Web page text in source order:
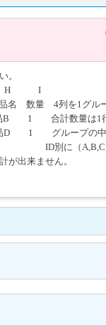
。
H I
量 4列を1グルー
計数量は1行目の
ープの中が日付
の合計
が出来ません。